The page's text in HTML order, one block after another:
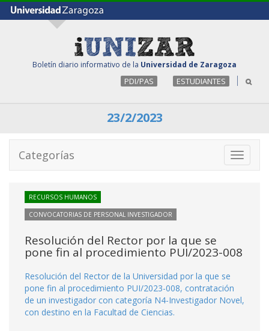
Boletín diario informativo de la Universidad de Zaragoza
PDI/PAS ESTUDIANTES
23/2/2023
Toggle
Categorías
RECURSOS HUMANOS
CONVOCATORIAS DE PERSONAL INVESTIGADOR
Resolución del Rector por la que se
pone fin al procedimiento PUI/2023-008
Resolución del Rector de la Universidad por la que se
pone fin al procedimiento PUI/2023-008, contratación
de un investigador con categoría N4-Investigador Novel,
con destino en la Facultad de Ciencias.